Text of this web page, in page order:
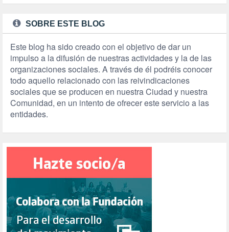
SOBRE ESTE BLOG
Este blog ha sido creado con el objetivo de dar un
impulso a la difusión de nuestras actividades y la de las
organizaciones sociales. A través de él podréis conocer
todo aquello relacionado con las reivindicaciones
sociales que se producen en nuestra Ciudad y nuestra
Comunidad, en un intento de ofrecer este servicio a las
entidades.